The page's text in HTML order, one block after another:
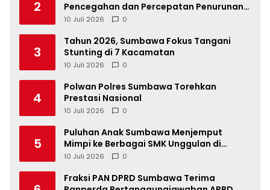
2
Pencegahan dan Percepatan Penurunan
Stunting Tahun 2026
10 Juli 2026 0
3
Tahun 2026, Sumbawa Fokus Tangani
Stunting di 7 Kacamatan
10 Juli 2026 0
4
Polwan Polres Sumbawa Torehkan
Prestasi Nasional
10 Juli 2026 0
5
Puluhan Anak Sumbawa Menjemput
Mimpi ke Berbagai SMK Unggulan di
Indonesia
10 Juli 2026 0
Fraksi PAN DPRD Sumbawa Terima